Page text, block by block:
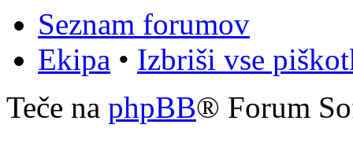
Seznam forumov
Ekipa • Izbriši vse
Teče na phpBB® Forum